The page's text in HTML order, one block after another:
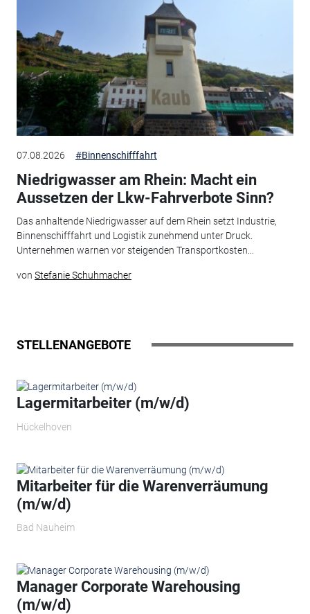
07.08.2026 #Binnenschifffahrt
Niedrigwasser am Rhein: Macht ein
Aussetzen der Lkw-Fahrverbote Sinn?
Das anhaltende Niedrigwasser auf dem Rhein setzt Industrie,
Binnenschifffahrt und Logistik zunehmend unter Druck.
Unternehmen warnen vor steigenden Transportkosten...
von Stefanie Schuhmacher
STELLENANGEBOTE
Lagermitarbeiter (m/w/d)
Hückelhoven
Mitarbeiter für die Warenverräumung
(m/w/d)
Bad Nauheim
Manager Corporate Warehousing
(m/w/d)